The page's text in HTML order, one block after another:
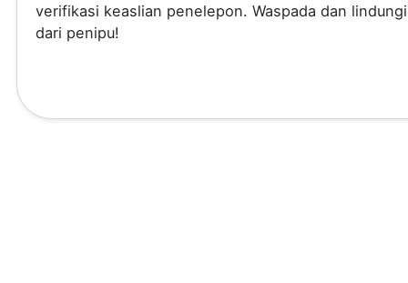
verifikasi keaslian penelepon. Waspada dan
dari penipu!